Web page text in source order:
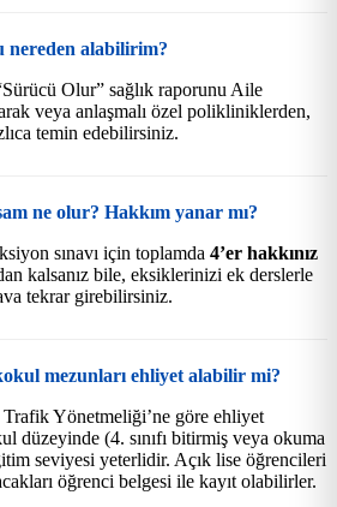
nereden alabilirim?
Olur” sağlık raporunu Aile
veya anlaşmalı özel polikliniklerden,
temin edebilirsiniz.
ne olur? Hakkım yanar mı?
sınavı için toplamda 4’er hakkınız
kalsanız bile, eksiklerinizi ek derslerle
tekrar girebilirsiniz.
mezunları ehliyet alabilir mi?
Yönetmeliği’ne göre ehliyet
düzeyinde (4. sınıfı bitirmiş veya okuma
seviyesi yeterlidir. Açık lise öğrencileri
öğrenci belgesi ile kayıt olabilirler.